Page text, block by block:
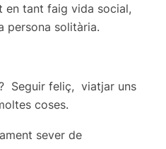
en tant faig vida social,
persona solitària.
Seguir feliç, viatjar uns
coses.
sever de